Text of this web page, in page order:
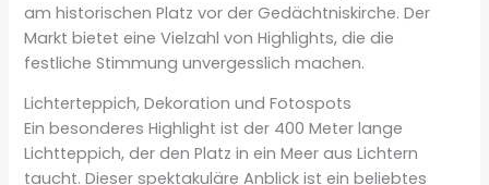
am historischen Platz vor der Gedächtniskirche. Der
Markt bietet eine Vielzahl von Highlights, die die
festliche Stimmung unvergesslich machen.
Lichterteppich, Dekoration und Fotospots
Ein besonderes Highlight ist der 400 Meter lange
Lichtteppich, der den Platz in ein Meer aus Lichtern
taucht. Dieser spektakuläre Anblick ist ein beliebtes